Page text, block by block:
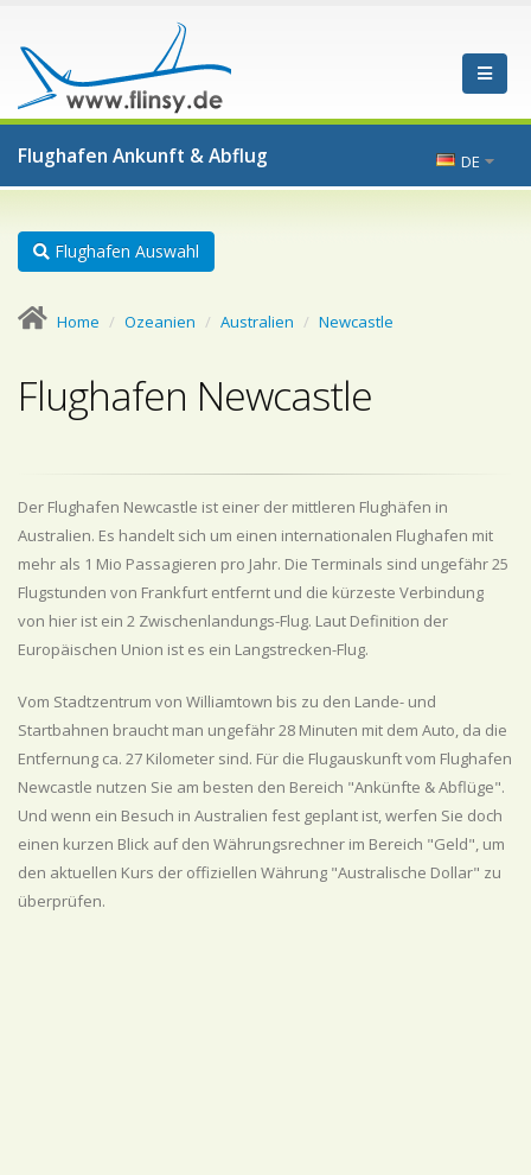
Flughafen Ankunft & Abflug DE
Flughafen Auswahl
Home Ozeanien Australien Newcastle
Flughafen Newcastle
Der Flughafen Newcastle ist einer der mittleren Flughäfen in
Australien. Es handelt sich um einen internationalen Flughafen mit
mehr als 1 Mio Passagieren pro Jahr. Die Terminals sind ungefähr 25
Flugstunden von Frankfurt entfernt und die kürzeste Verbindung
von hier ist ein 2 Zwischenlandungs-Flug. Laut Definition der
Europäischen Union ist es ein Langstrecken-Flug.
Vom Stadtzentrum von Williamtown bis zu den Lande- und
Startbahnen braucht man ungefähr 28 Minuten mit dem Auto, da die
Entfernung ca. 27 Kilometer sind. Für die Flugauskunft vom Flughafen
Newcastle nutzen Sie am besten den Bereich "Ankünfte & Abflüge".
Und wenn ein Besuch in Australien fest geplant ist, werfen Sie doch
einen kurzen Blick auf den Währungsrechner im Bereich "Geld", um
den aktuellen Kurs der offiziellen Währung "Australische Dollar" zu
überprüfen.